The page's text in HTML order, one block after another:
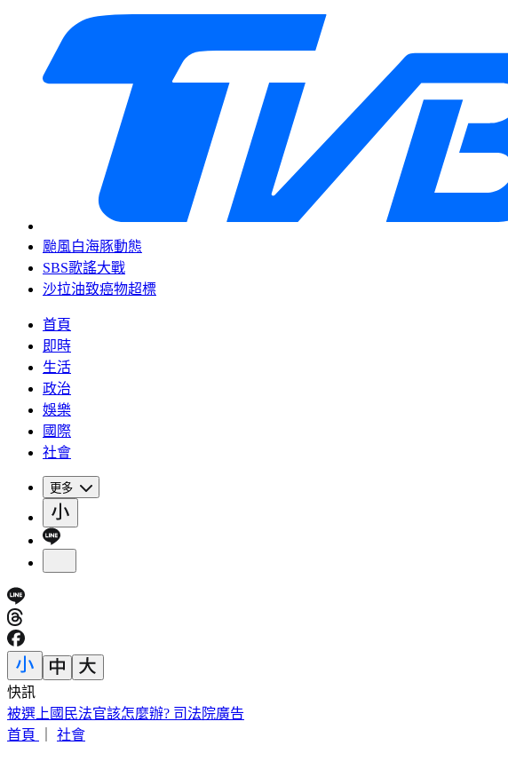
颱風白海豚動態
SBS歌謠大戰
沙拉油致癌物超標
首頁
即時
生活
政治
娛樂
國際
社會
更多
快訊
被選上國民法官該怎麼辦? 司法院廣告
首頁
社會